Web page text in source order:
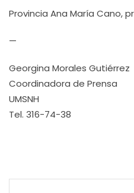
Provincia Ana María Cano,
—
Georgina Morales Gutiérrez
Coordinadora de Prensa
UMSNH
Tel. 316-74-38